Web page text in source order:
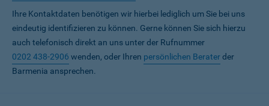
Ihre Kontaktdaten benötigen wir hierbei lediglich um Sie bei uns
eindeutig identifizieren zu können. Gerne können Sie sich hierzu
auch telefonisch direkt an uns unter der Rufnummer
0202 438-2906 wenden, oder Ihren persönlichen Beraterder
Barmenia ansprechen.